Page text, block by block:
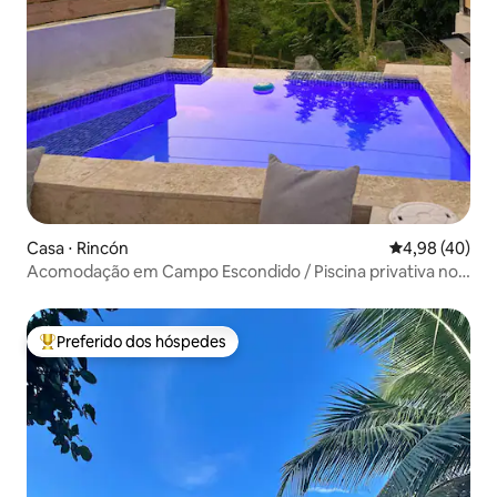
Casa ⋅ Rincón 4,98 de uma
4,98 (40)
Acomodação em Campo Escondido / Piscina privativa no
Entre os melhores preferidos dos hóspedes
Preferido dos hóspedes